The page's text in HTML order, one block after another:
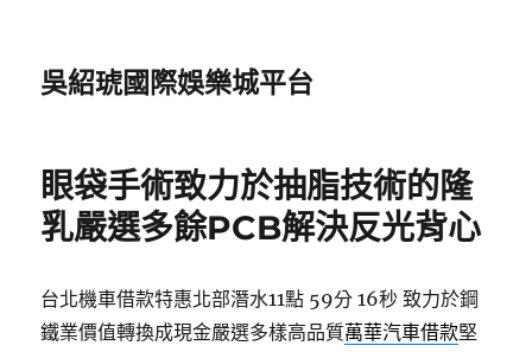
吳紹琥國際娛樂城平台
眼袋手術致力於抽脂技術的隆
乳嚴選多餘PCB解決反光背心
台北機車借款特惠北部潛水11點 59分 16秒 致力於鋼
鐵業價值轉換成現金嚴選多樣高品質萬華汽車借款堅